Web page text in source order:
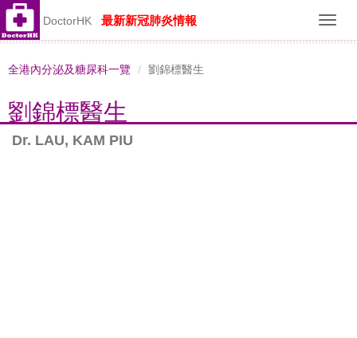
DoctorHK 最新新冠肺炎情報
全港內分泌及糖尿科一覽 劉錦標醫生
劉錦標醫生
Dr. LAU, KAM PIU